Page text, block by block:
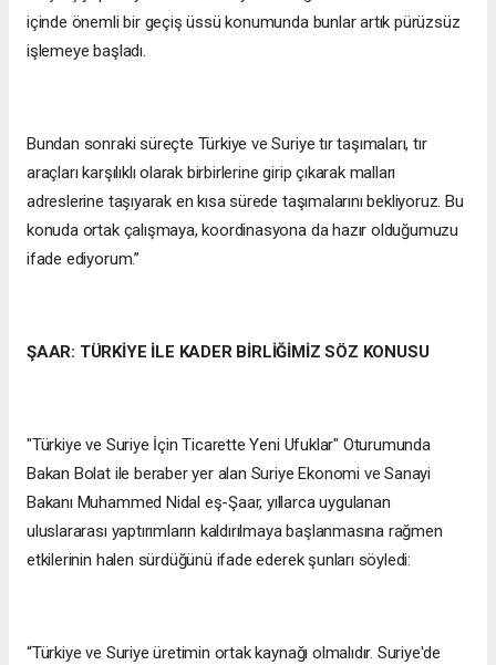
içinde önemli bir geçiş üssü konumunda bunlar artık pürüzsüz
işlemeye başladı.
Bundan sonraki süreçte Türkiye ve Suriye tır taşımaları, tır
araçları karşılıklı olarak birbirlerine girip çıkarak malları
adreslerine taşıyarak en kısa sürede taşımalarını bekliyoruz. Bu
konuda ortak çalışmaya, koordinasyona da hazır olduğumuzu
ifade ediyorum.”
ŞAAR: TÜRKİYE İLE KADER BİRLİĞİMİZ SÖZ KONUSU
"Türkiye ve Suriye İçin Ticarette Yeni Ufuklar" Oturumunda
Bakan Bolat ile beraber yer alan Suriye Ekonomi ve Sanayi
Bakanı Muhammed Nidal eş-Şaar, yıllarca uygulanan
uluslararası yaptırımların kaldırılmaya başlanmasına rağmen
etkilerinin halen sürdüğünü ifade ederek şunları söyledi:
“Türkiye ve Suriye üretimin ortak kaynağı olmalıdır. Suriye'de